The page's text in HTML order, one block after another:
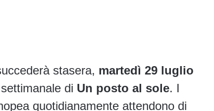
stasera, martedì 29 luglio
di Un posto al sole. I
quotidianamente attendono di